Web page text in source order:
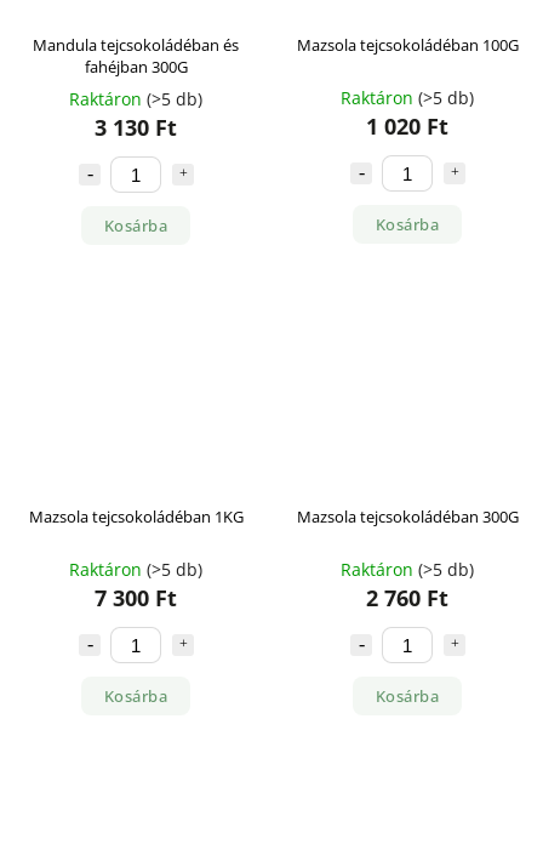
Mandula tejcsokoládéban és
fahéjban 300G
Raktáron (>5 db)
3 130 Ft
Kosárba
Mazsola tejcsokoládéban 100G
Raktáron (>5 db)
1 020 Ft
Kosárba
Mazsola tejcsokoládéban 1KG
Raktáron (>5 db)
7 300 Ft
Kosárba
Mazsola tejcsokoládéban 300G
Raktáron (>5 db)
2 760 Ft
Kosárba